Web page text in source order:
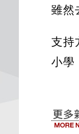
雖然
支持
小學